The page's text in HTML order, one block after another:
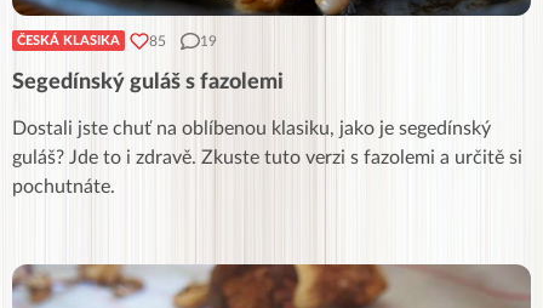
ČESKÁ KLASIKA 85 19
Segedínský guláš s fazolemi
Dostali jste chuť na oblíbenou klasiku, jako je segedínský
guláš? Jde to i zdravě. Zkuste tuto verzi s fazolemi a určitě si
pochutnáte.